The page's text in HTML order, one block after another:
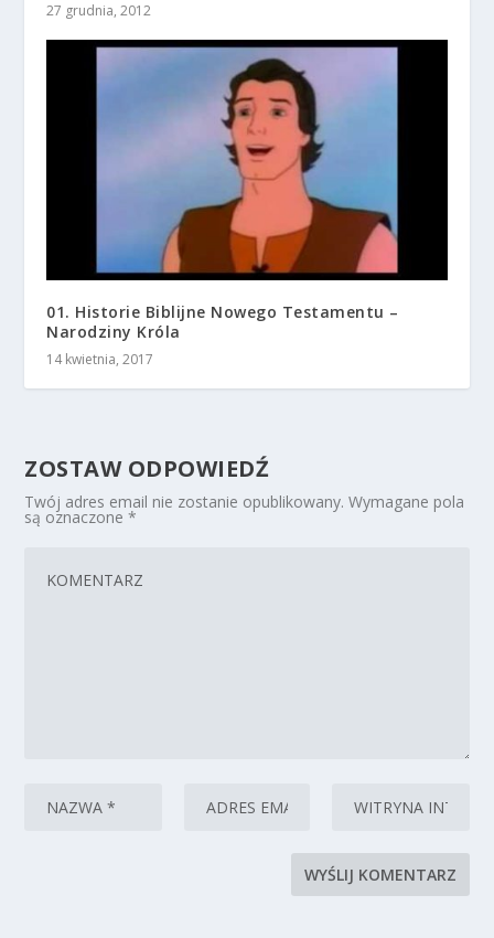
27 grudnia, 2012
01. Historie Biblijne Nowego Testamentu –
Narodziny Króla
14 kwietnia, 2017
ZOSTAW ODPOWIEDŹ
Twój adres email nie zostanie opublikowany. Wymagane pola
są oznaczone*